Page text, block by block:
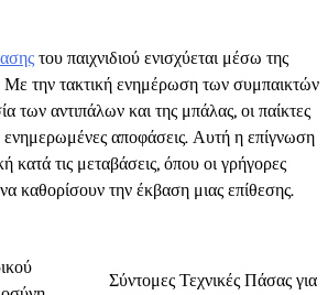
του παιχνιδιού ενισχύεται μέσω της
Με την τακτική ενημέρωση των συμπαικτών
των αντιπάλων και της μπάλας, οι παίκτες
αποφάσεις. Αυτή η επίγνωση
κατά τις μεταβάσεις, όπου οι γρήγορες
καθορίσουν την έκβαση μιας επίθεσης.
Σύντομες Τεχνικές Πάσας για